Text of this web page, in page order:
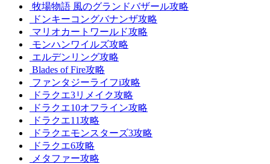
牧場物語 風のグランドバザール攻略
ドンキーコングバナンザ攻略
マリオカートワールド攻略
モンハンワイルズ攻略
エルデンリング攻略
Blades of Fire攻略
ファンタジーライフi攻略
ドラクエ3リメイク攻略
ドラクエ10オフライン攻略
ドラクエ11攻略
ドラクエモンスターズ3攻略
ドラクエ6攻略
メタファー攻略